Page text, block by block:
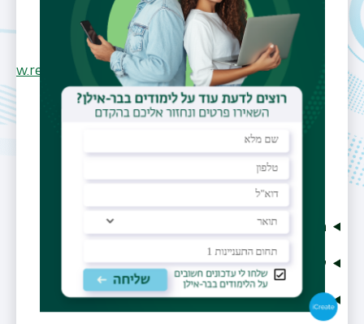
008 Bldg 404
אתר אישי
profile/Ilana_Blumberg2
http://ilanablumberg.info
תחומי עניין
קורות חיים
קורסים